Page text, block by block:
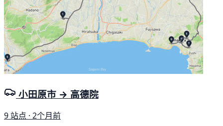
小田原市 → 高德院
9 站点 · 2个月前